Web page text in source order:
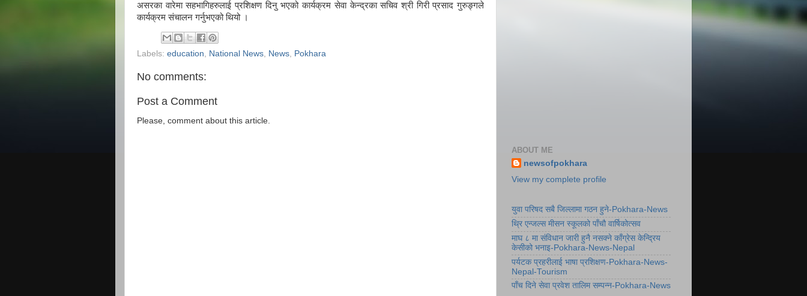
असरका वारेमा सहभागिहरुलाई प्रशिक्षण दिनु भएको कार्यक्रम सेवा केन्द्रका सचिव श्री गिरी प्रसाद गुरुङ्गले
कार्यक्रम संचालन गर्नुभएको थियो ।
Labels: education National News News Pokhara
No comments:
Post a Comment
Please, comment about this article.
ABOUT ME
newsofpokhara
View my complete profile
युवा परिषद सबै जिल्लामा गठन हुने-Pokhara-News
थ्रि एन्जल्स मीसन स्कूलको पाँचौ वार्षिकोत्सव
माघ ८ मा संविधान जारी हुनै नसक्ने काँग्रेस केन्द्रिय
केसीको भनाइ-Pokhara-News-Nepal
पर्यटक प्रहरीलाई भाषा प्रशिक्षण-Pokhara-News-
Nepal-Tourism
पाँच दिने सेवा प्रवेश तालिम सम्पन्न-Pokhara-News